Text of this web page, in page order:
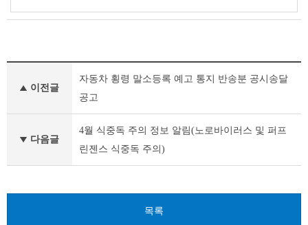
음
이전글
자동차 횡령 말소등록 예고 통지 반송분 공시송달
공고
다음글
4월 식중독 주의 정보 알림(노로바이러스 및 퍼프
린젠스 식중독 주의)
목록